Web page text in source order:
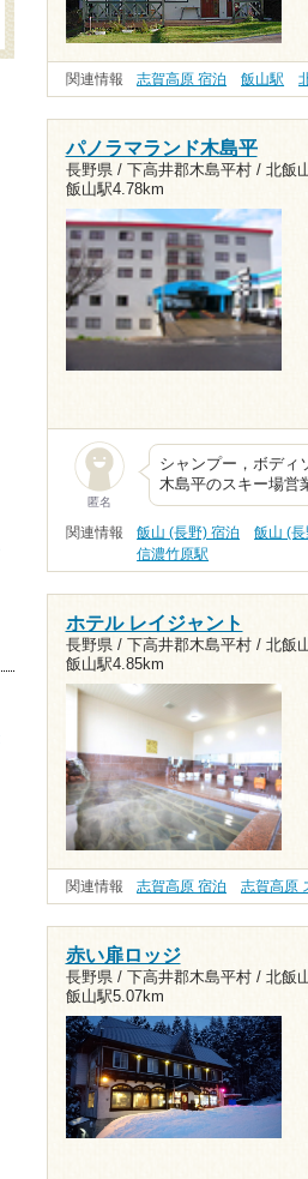
関連情報 志賀高原 宿泊 飯山駅
パノラマランド木島平
長野県 / 下高井郡木島平村 / 北飯
飯山駅4.78km
匿名
シャンプー，ボディ
木島平のスキー場営
関連情報 飯山 (長野) 宿泊 飯山 (
信濃竹原駅
ホテル レイジャント
長野県 / 下高井郡木島平村 / 北飯
飯山駅4.85km
関連情報 志賀高原 宿泊 志賀高原
赤い扉ロッジ
長野県 / 下高井郡木島平村 / 北飯
飯山駅5.07km